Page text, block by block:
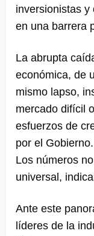
inversionistas y
en una barrera
La abrupta
económica, de
mismo lapso,
mercado difícil
esfuerzos de
por el
Los números
universal,
Ante este
líderes de la